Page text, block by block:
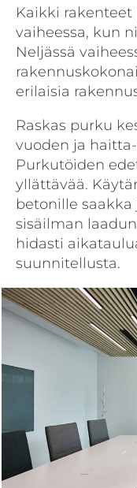
Kaikki rakenteet
vaiheessa, kun
Neljässä
erilaisia
Raskas purku
vuoden ja
Purkutöiden
yllättävää.
betonille
sisäilman
hidasti
suunnitellusta.